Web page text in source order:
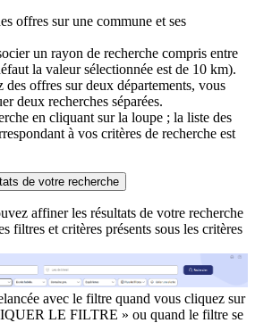
offres sur une commune et ses
un rayon de recherche compris entre
la valeur sélectionnée est de 10 km).
des offres sur deux départements, vous
deux recherches séparées.
en cliquant sur la loupe ; la liste des
à vos critères de recherche est
de votre recherche
affiner les résultats de votre recherche
filtres et critères présents sous les critères
avec le filtre quand vous cliquez sur
LE FILTRE » ou quand le filtre se